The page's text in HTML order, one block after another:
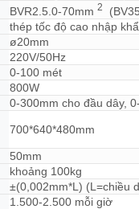
BVR2.5.0-70mm 2
thép tốc độ cao nhập
ø20mm
220V/50Hz
0-100 mét
800W
0-300mm cho đầu dây,
700*640*480mm
50mm
khoảng 100kg
±(0,002mm*L) (L=chiều
1.500-2.500 mỗi giờ